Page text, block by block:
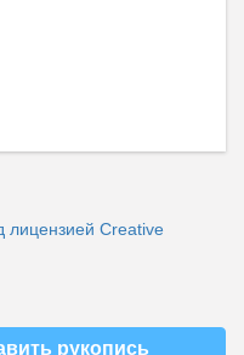
лицензией Creative
рукопись